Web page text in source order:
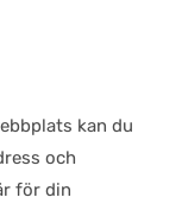
kan du
och
för din